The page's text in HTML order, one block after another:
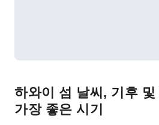
하와이 섬 날씨, 기후 및
가장 좋은 시기